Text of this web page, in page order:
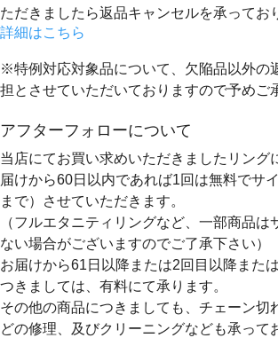
ただきましたら返品キャンセルを承ってお
詳細はこちら
※特例対応対象品について、欠陥品以外の
担とさせていただいておりますので予めご
アフターフォローについて
当店にてお買い求めいただきましたリング
届けから60日以内であれば1回は無料でサ
まで）させていただきます。
（フルエタニティリングなど、一部商品は
ない場合がございますのでご了承下さい）
お届けから61日以降または2回目以降また
つきましては、有料にて承ります。
その他の商品につきましても、チェーン切
どの修理、及びクリーニングなども承って